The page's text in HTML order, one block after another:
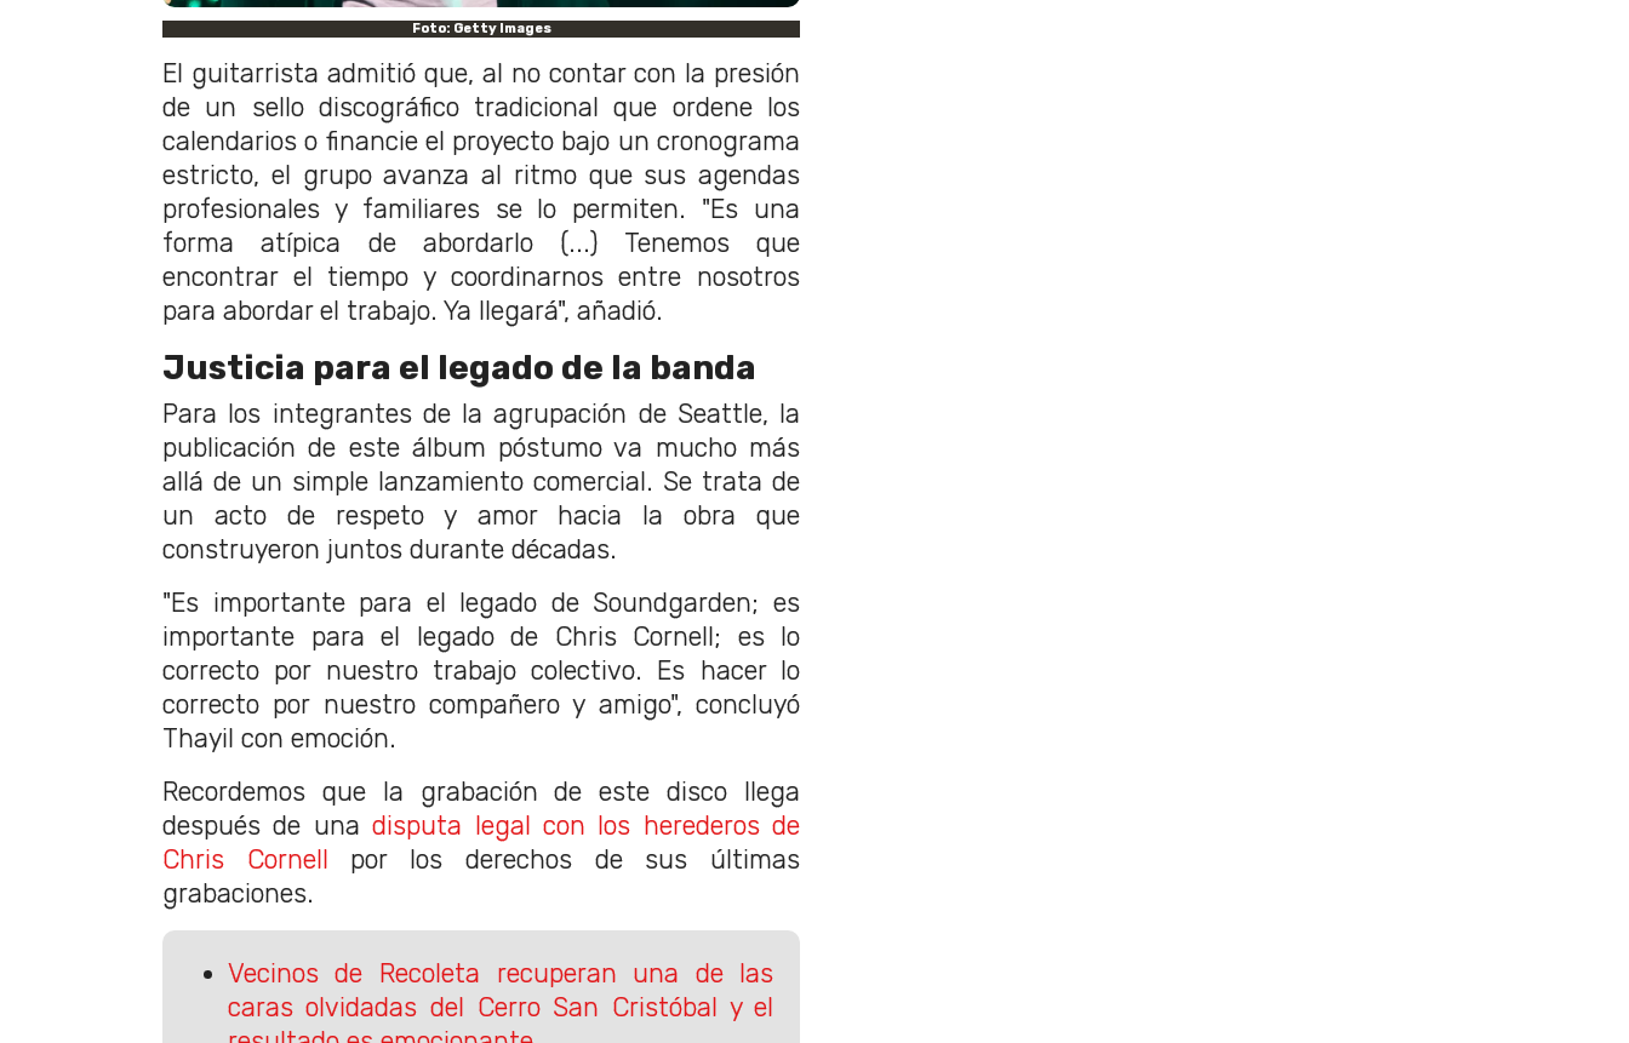
Foto: Getty Images
El guitarrista admitió que, al no contar con la presión
de un sello discográfico tradicional que ordene los
calendarios o financie el proyecto bajo un cronograma
estricto, el grupo avanza al ritmo que sus agendas
profesionales y familiares se lo permiten. "Es una
forma atípica de abordarlo (...) Tenemos que
encontrar el tiempo y coordinarnos entre nosotros
para abordar el trabajo. Ya llegará", añadió.
Justicia para el legado de la banda
Para los integrantes de la agrupación de Seattle, la
publicación de este álbum póstumo va mucho más
allá de un simple lanzamiento comercial. Se trata de
un acto de respeto y amor hacia la obra que
construyeron juntos durante décadas.
"Es importante para el legado de Soundgarden; es
importante para el legado de Chris Cornell; es lo
correcto por nuestro trabajo colectivo. Es hacer lo
correcto por nuestro compañero y amigo", concluyó
Thayil con emoción.
Recordemos que la grabación de este disco llega
después de unadisputa legal con los herederos de
Chris Cornell
por los derechos de sus últimas
grabaciones.
Vecinos de Recoleta recuperan una de las
caras olvidadas del Cerro San Cristóbal y el